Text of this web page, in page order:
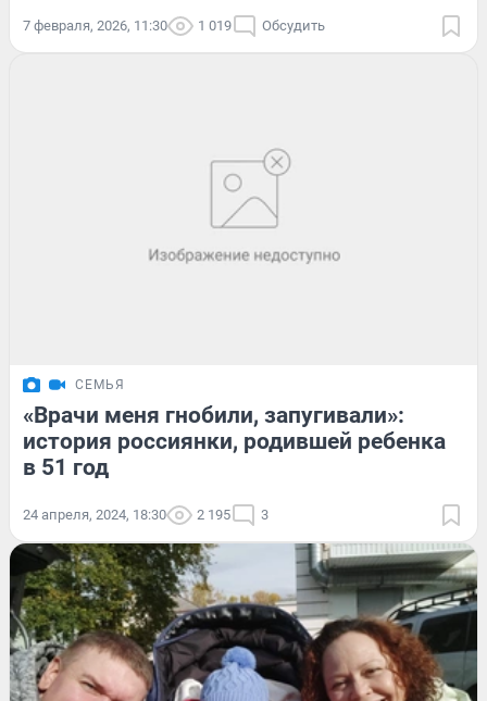
7 февраля, 2026, 11:30 1 019 Обсудить
СЕМЬЯ
«Врачи меня гнобили, запугивали»:
история россиянки, родившей ребенка
в 51 год
24 апреля, 2024, 18:30 2 195 3